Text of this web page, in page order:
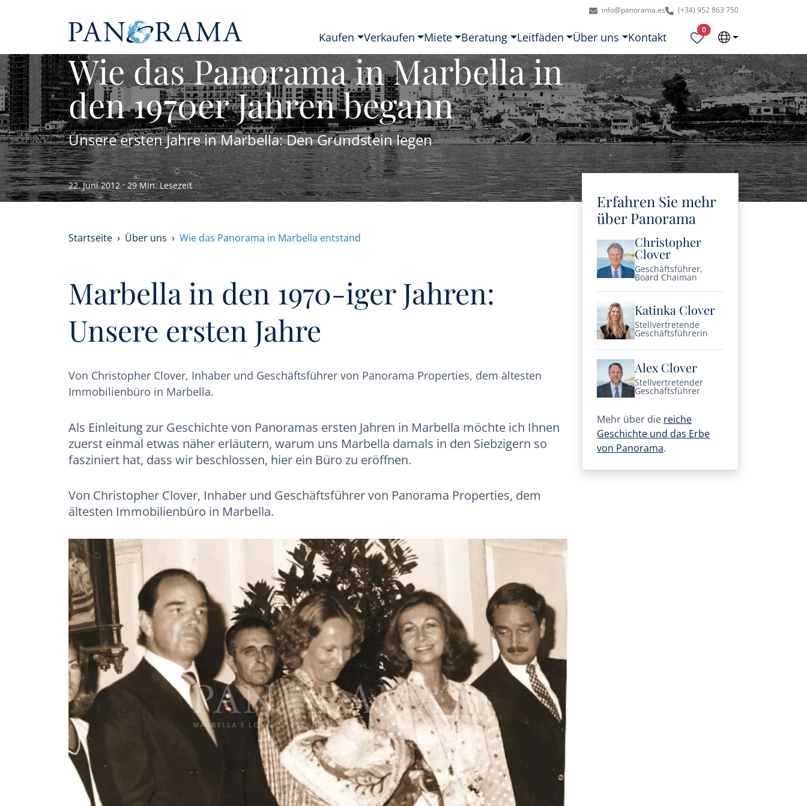
info@panorama.es (+34) 952 863 750
Kaufen Verkaufen Miete Beratung Leitfäden Über uns Kontakt
0Ausgewählte Objekte
Wie das Panorama in Marbella in
den 1970er Jahren begann
Unsere ersten Jahre in Marbella: Den Grundstein legen
22. Juni 2012 · 29 Min. Lesezeit
Startseite Über uns Wie das Panorama in Marbella entstand
Marbella in den 1970-iger Jahren:
Unsere ersten Jahre
Von Christopher Clover, Inhaber und Geschäftsführer von Panorama Properties, dem ältesten
Immobilienbüro in Marbella.
Als Einleitung zur Geschichte von Panoramas ersten Jahren in Marbella möchte ich Ihnen
zuerst einmal etwas näher erläutern, warum uns Marbella damals in den Siebzigern so
fasziniert hat, dass wir beschlossen, hier ein Büro zu eröffnen.
Von Christopher Clover, Inhaber und Geschäftsführer von Panorama Properties, dem
ältesten Immobilienbüro in Marbella.
Erfahren Sie mehr
über Panorama
Christopher
Clover
Geschäftsführer,
Board Chaiman
Katinka Clover
Stellvertretende
Geschäftsführerin
Alex Clover
Stellvertretender
Geschäftsführer
Mehr über die reiche
Geschichte und das Erbe
von Panorama.